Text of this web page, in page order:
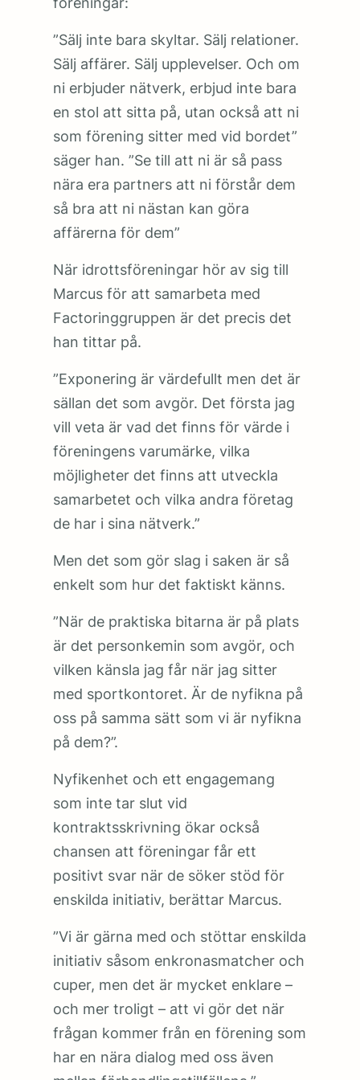
”Sälj inte bara skyltar. Sälj relationer.
Sälj affärer. Sälj upplevelser. Och om
ni erbjuder nätverk, erbjud inte bara
en stol att sitta på, utan också att ni
som förening sitter med vid bordet”
säger han. ”Se till att ni är så pass
nära era partners att ni förstår dem
så bra att ni nästan kan göra
affärerna för dem”
När idrottsföreningar hör av sig till
Marcus för att samarbeta med
Factoringgruppen är det precis det
han tittar på.
”Exponering är värdefullt men det är
sällan det som avgör. Det första jag
vill veta är vad det finns för värde i
föreningens varumärke, vilka
möjligheter det finns att utveckla
samarbetet och vilka andra företag
de har i sina nätverk.”
Men det som gör slag i saken är så
enkelt som hur det faktiskt känns.
”När de praktiska bitarna är på plats
är det personkemin som avgör, och
vilken känsla jag får när jag sitter
med sportkontoret. Är de nyfikna på
oss på samma sätt som vi är nyfikna
på dem?”.
Nyfikenhet och ett engagemang
som inte tar slut vid
kontraktsskrivning ökar också
chansen att föreningar får ett
positivt svar när de söker stöd för
enskilda initiativ, berättar Marcus.
”Vi är gärna med och stöttar enskilda
initiativ såsom enkronasmatcher och
cuper, men det är mycket enklare –
och mer troligt – att vi gör det när
frågan kommer från en förening som
har en nära dialog med oss även